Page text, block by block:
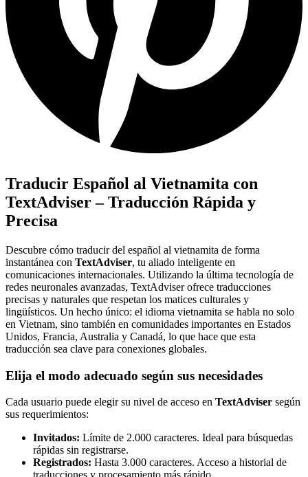
Traducir Español al Vietnamita con
TextAdviser – Traducción Rápida y
Precisa
Descubre cómo traducir del español al vietnamita de forma
instantánea con TextAdviser, tu aliado inteligente en
comunicaciones internacionales. Utilizando la última tecnología de
redes neuronales avanzadas, TextAdviser ofrece traducciones
precisas y naturales que respetan los matices culturales y
lingüísticos. Un hecho único: el idioma vietnamita se habla no solo
en Vietnam, sino también en comunidades importantes en Estados
Unidos, Francia, Australia y Canadá, lo que hace que esta
traducción sea clave para conexiones globales.
Elija el modo adecuado según sus necesidades
Cada usuario puede elegir su nivel de acceso en TextAdviser según
sus requerimientos:
Invitados: Límite de 2.000 caracteres. Ideal para búsquedas
rápidas sin registrarse.
Registrados: Hasta 3.000 caracteres. Acceso a historial de